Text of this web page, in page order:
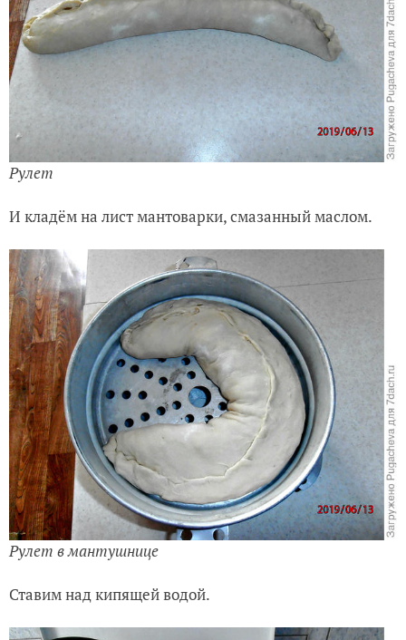
Рулет
И кладём на лист мантоварки, смазанный маслом.
Рулет в мантушнице
Ставим над кипящей водой.